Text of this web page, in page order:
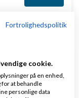
Fortrolighedspolitik
cookie.
på en enhed,
for at behandle
personlige data